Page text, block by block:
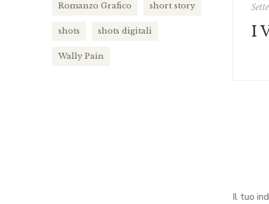
Il tuo
Romanzo Grafico short story
shots shots digitali
Wally Pain